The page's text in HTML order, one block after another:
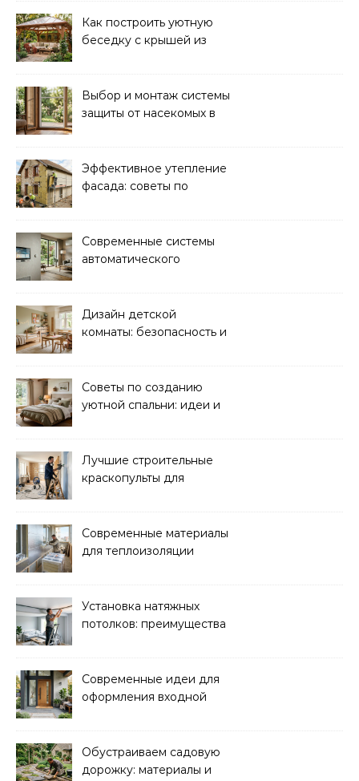
Как построить уютную
беседку с крышей из
Выбор и монтаж системы
защиты от насекомых в
Эффективное утепление
фасада: советы по
Современные системы
автоматического
Дизайн детской
комнаты: безопасность и
Советы по созданию
уютной спальни: идеи и
Лучшие строительные
краскопульты для
окрашивания
Современные материалы
для теплоизоляции
Установка натяжных
потолков: преимущества
Современные идеи для
оформления входной
Обустраиваем садовую
дорожку: материалы и